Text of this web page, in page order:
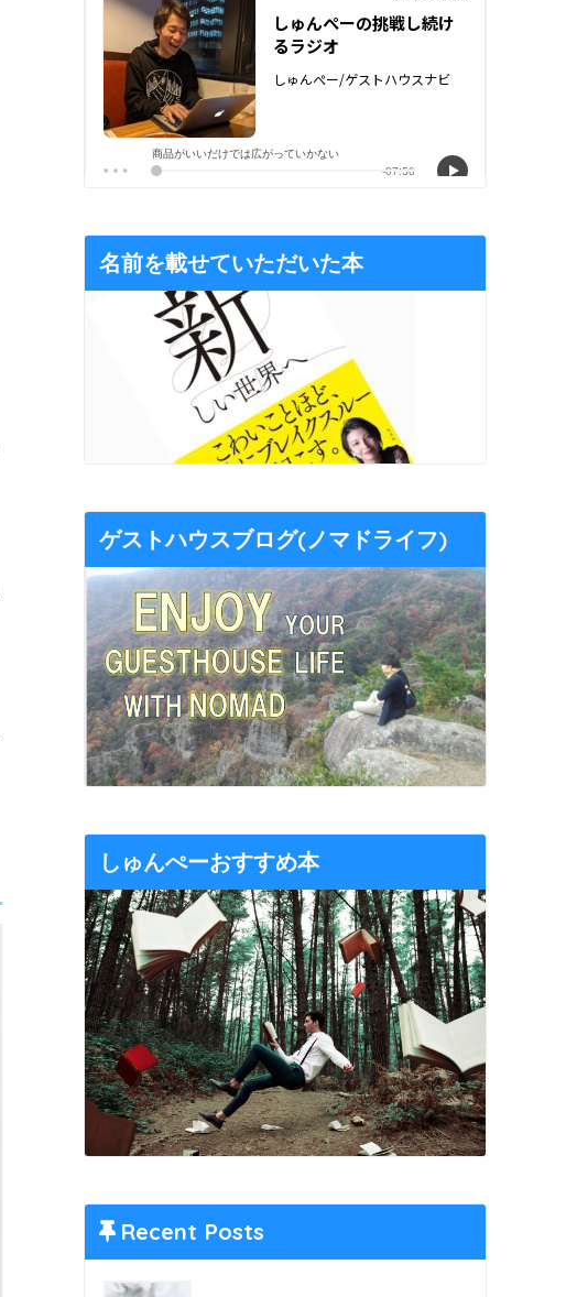
名前を載せていただいた本
ゲストハウスブログ(ノマドライフ)
しゅんぺーおすすめ本
Recent Posts